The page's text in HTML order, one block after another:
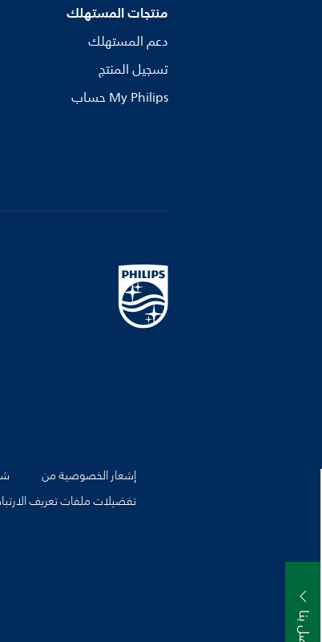
منتجات المستهلك
دعم المستهلك
تسجيل المنتج
My Philips حساب
إشعار الخصوصية من
تفضيلات ملفات تعريف
اتصل بنا